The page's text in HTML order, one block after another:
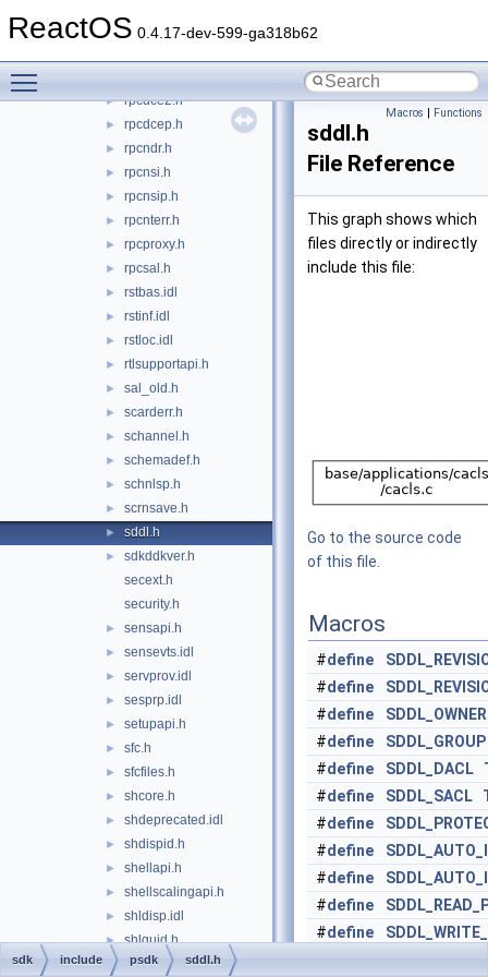
ReactOS 0.4.17-dev-599-ga318b62
► rpc.h
► rpcdce2.h
► rpcdcep.h
► rpcndr.h
► rpcnsi.h
► rpcnsip.h
► rpcnterr.h
► rpcproxy.h
► rpcsal.h
► rstbas.idl
► rstinf.idl
► rstloc.idl
► rtlsupportapi.h
► sal_old.h
► scarderr.h
► schannel.h
► schemadef.h
► schnlsp.h
► scrnsave.h
► sddl.h
►
sdkddkver.h
secext.h
security.h
► sensapi.h
► sensevts.idl
► servprov.idl
► sesprp.idl
► setupapi.h
► sfc.h
► sfcfiles.h
► shcore.h
► shdeprecated.idl
► shdispid.h
► shellapi.h
► shellscalingapi.h
► shldisp.idl
► shlguid.h
► shlobj.h
Macros | Functions
sddl.h
File Reference
This graph shows which
files directly or indirectly
include this file:
Go to the source code
of this file.
Macros
#define
#define
#define
SDDL_OWNER
#define
SDDL_GROUP
#define SDDL_DACL
#define SDDL_SACL
#define
#define
#define
#define
#define
sdk include psdk sddl.h